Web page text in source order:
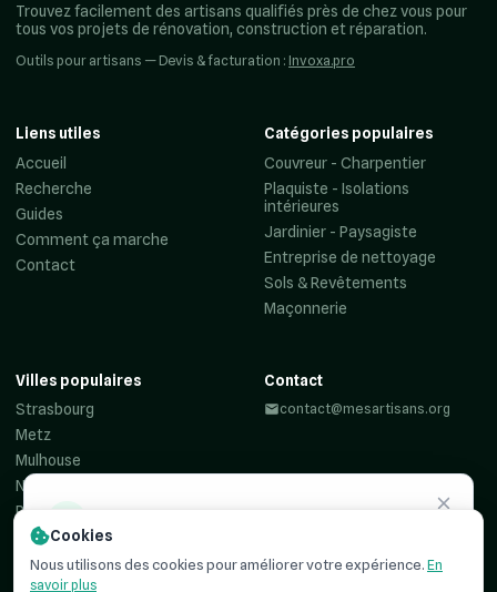
Besoin d'un
Recevez jusqu'à 3 devis comparatifs pour votre projet. C'est
Trouvez facilement des artisans qualifiés près de chez vous pour
tous vos projets de rénovation, construction et réparation.
Outils pour artisans — Devis & facturation : Invoxa.pro
Liens utiles
Accueil
Recherche
Guides
Comment ça marche
Contact
Catégories populaires
Couvreur - Charpentier
Plaquiste - Isolations
intérieures
Jardinier - Paysagiste
Entreprise de nettoyage
Sols & Revêtements
Maçonnerie
Villes populaires
Strasbourg
Metz
Mulhouse
Nancy
Reims
Colmar
Haguenau
Contact
contact@mesartisans.org
Cookies
Nous utilisons des cookies pour améliorer votre expérience. En
savoir plus